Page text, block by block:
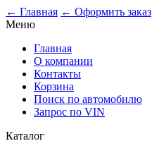
← Главная ← Оформить заказ
Меню
Главная
О компании
Контакты
Корзина
Поиск по автомобилю
Запрос по VIN
Каталог